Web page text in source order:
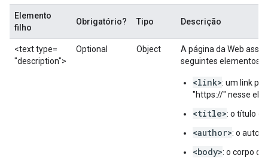
Elemento
filho
Obrigatório? Tipo Descrição
<texttype=
"description">
Optional Object
A página da Web
seguintes elementos
<link>: um link
"https://" nesse
<title>: o título
<author>: o autor
<body>: o corpo